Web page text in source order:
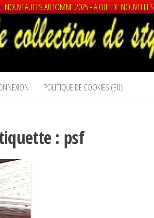
NOUVEAUTES AUTOMNE 2025 - AJOUT DE
POLITIQUE DE COOKIES (EU)
: psf